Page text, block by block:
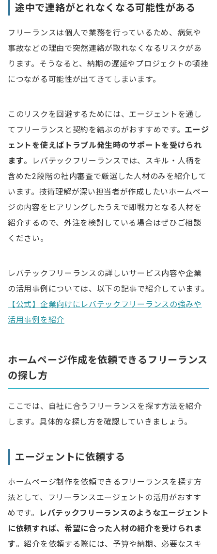
途中で連絡がとれなくなる可能性がある
フリーランスは個人で業務を行っているため、病気や
事故などの理由で突然連絡が取れなくなるリスクがあ
ります。そうなると、納期の遅延やプロジェクトの頓挫
につながる可能性が出てきてしまいます。
このリスクを回避するためには、エージェントを通し
てフリーランスと契約を結ぶのがおすすめです。 エージ
ェントを使えばトラブル発生時のサポートを受けられ
ます。レバテックフリーランスでは、スキル・人柄を
含めた2段階の社内審査で厳選した人材のみを紹介して
います。技術理解が深い担当者が作成したいホームペー
ジの内容をヒアリングしたうえで即戦力となる人材を
紹介するので、外注を検討している場合はぜひご相談
ください。
レバテックフリーランスの詳しいサービス内容や企業
の活用事例については、以下の記事で紹介しています。
【公式】企業向けにレバテックフリーランスの強みや
活用事例を紹介
ホームページ作成を依頼できるフリーランス
の探し方
ここでは、自社に合うフリーランスを探す方法を紹介
します。具体的な探し方を確認していきましょう。
エージェントに依頼する
ホームページ制作を依頼できるフリーランスを探す方
法として、フリーランスエージェントの活用がおすす
めです。
レバテックフリーランスのようなエージェント
に依頼すれば、希望に合った 人材の紹介を受けられま
す。紹介を依頼する際には、予算や納期、必要なスキ